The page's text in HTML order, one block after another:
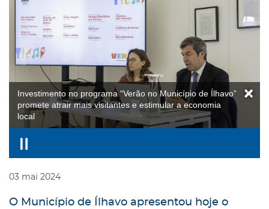
Investimento no programa “Verão no Município de Ílhavo”
promete atrair mais visitantes e estimular a economia
local
03 mai 2024
O Município de Ílhavo apresentou hoje o